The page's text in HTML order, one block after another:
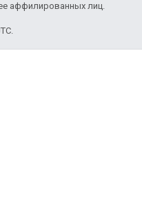
аффилированных лиц.